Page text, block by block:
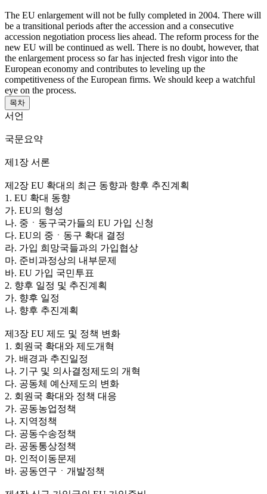
The EU enlargement will not be fully completed in 2004. There will
be a transitional periods after the accession and a consecutive
accession negotiation process lies ahead. The reform process for the
new EU will be continued as well. There is no doubt, however, that
the enlargement process so far has injected fresh vigor into the
European economy and contributes to leveling up the
competitiveness of the European firms. We should keep a watchful
eye on the process.
목차
서언
국문요약
제1장 서론
제2장 EU 확대의 최근 동향과 향후 추진계획
1. EU 확대 동향
가. EU의 형성
나. 중ㆍ동구국가들의 EU 가입 신청
다. EU의 중ㆍ동구 확대 결정
라. 가입 희망국들과의 가입협상
마. 준비과정상의 내부문제
바. EU 가입 국민투표
2. 향후 일정 및 추진계획
가. 향후 일정
나. 향후 추진계획
제3장 EU 제도 및 정책 변화
1. 회원국 확대와 제도개혁
가. 배경과 추진일정
나. 기구 및 의사결정제도의 개혁
다. 공동체 예산제도의 변화
2. 회원국 확대와 정책 대응
가. 공동농업정책
나. 지역정책
다. 공동수송정책
라. 공동통상정책
마. 인적이동문제
바. 공동연구ㆍ개발정책